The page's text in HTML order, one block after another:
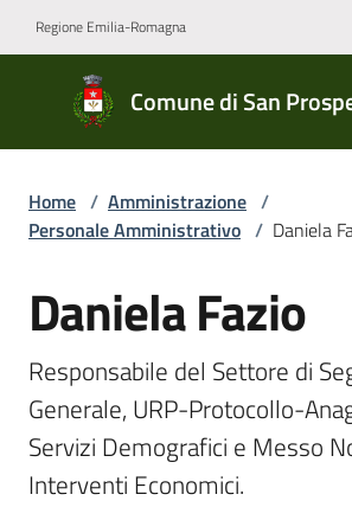
Regione Emilia-Romagna
Comune di San
Comune
di San
Prospero
Novità
Servizi
Vivere
San
Prospero
Home / Amministrazione /
Personale Amministrativo / Daniela
Salta al contenuto
Daniela Fazio
Responsabile del Settore di
Generale, URP-Protocollo-
Servizi Demografici e Messo
Interventi Economici.